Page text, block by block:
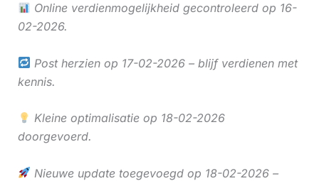
Online verdienmogelijkheid gecontroleerd op 16-
02-2026.
Post herzien op 17-02-2026 – blijf verdienen met
kennis.
Kleine optimalisatie op 18-02-2026
doorgevoerd.
Nieuwe update toegevoegd op 18-02-2026 –